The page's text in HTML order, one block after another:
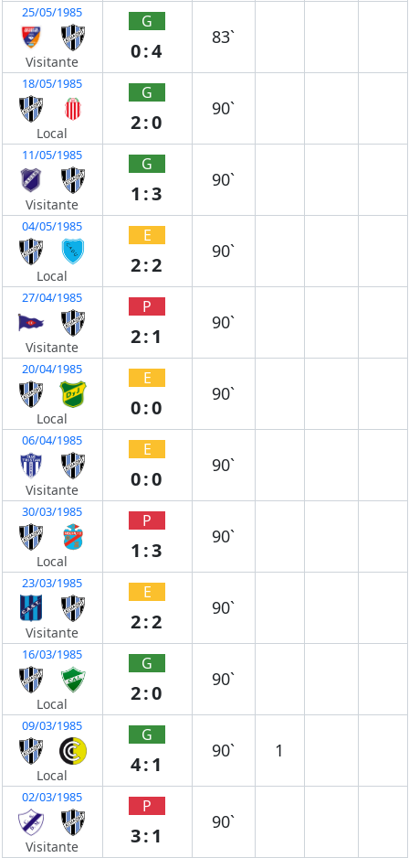
25/05/1985
Visitante
G
0:4
83`
18/05/1985
Local
G
2:0
90`
11/05/1985
Visitante
G
1:3
90`
04/05/1985
Local
E
2:2
90`
27/04/1985
Visitante
P
2:1
90`
20/04/1985
Local
E
0:0
90`
06/04/1985
Visitante
E
0:0
90`
30/03/1985
Local
P
1:3
90`
23/03/1985
Visitante
E
2:2
90`
16/03/1985
Local
G
2:0
90`
09/03/1985
Local
G
4:1
90` 1
02/03/1985
Visitante
P
3:1
90`